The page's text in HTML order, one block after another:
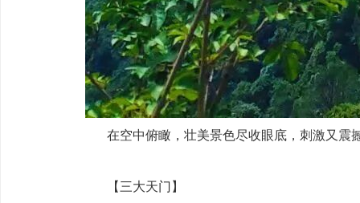
在空中俯瞰，壮美景色尽收眼底，刺激又震
【三大天门】